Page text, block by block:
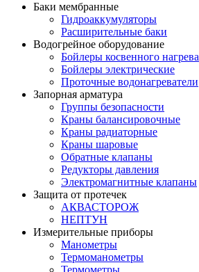
Баки мембранные
Гидроаккумуляторы
Расширительные баки
Водогрейное оборудование
Бойлеры косвенного нагрева
Бойлеры электрические
Проточные водонагреватели
Запорная арматура
Группы безопасности
Краны балансировочные
Краны радиаторные
Краны шаровые
Обратные клапаны
Редукторы давления
Электромагнитные клапаны
Защита от протечек
АКВАСТОРОЖ
НЕПТУН
Измерительные приборы
Манометры
Термоманометры
Термометры